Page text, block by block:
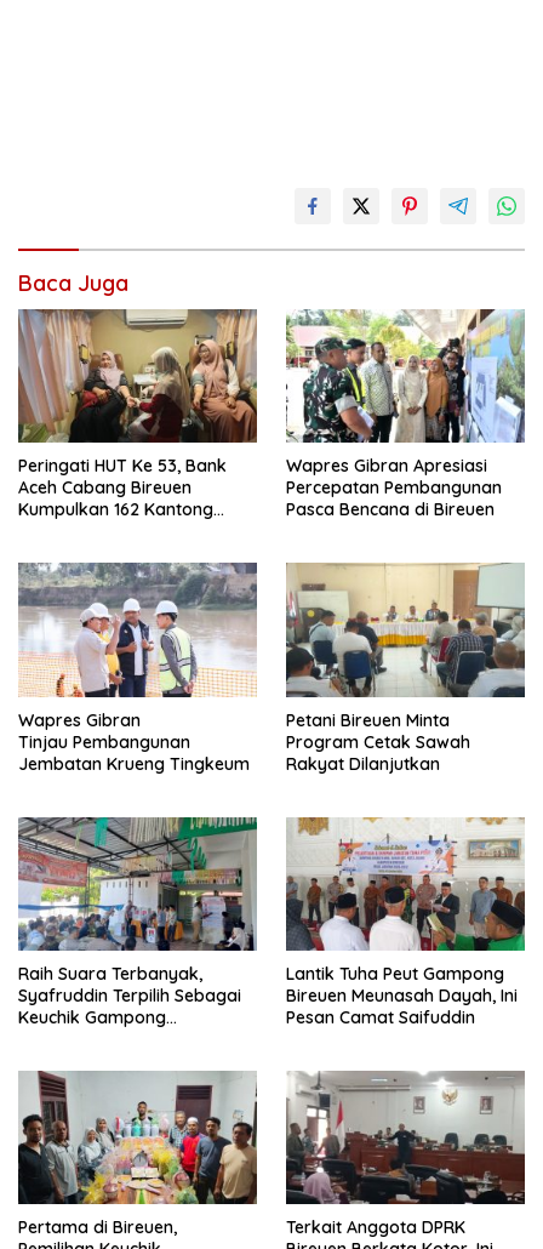
Baca Juga
Peringati HUT Ke 53, Bank
Aceh Cabang Bireuen
Kumpulkan 162 Kantong
Wapres Gibran Apresiasi
Percepatan Pembangunan
Pasca Bencana di Bireuen
Wapres Gibran
Tinjau Pembangunan
Jembatan Krueng Tingkeum
Petani Bireuen Minta
Program Cetak Sawah
Rakyat Dilanjutkan
Raih Suara Terbanyak,
Syafruddin Terpilih Sebagai
Keuchik Gampong
Lantik Tuha Peut Gampong
Bireuen Meunasah Dayah, Ini
Pertama di Bireuen,
Terkait Anggota DPRK